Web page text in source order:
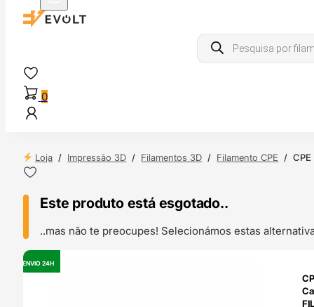
Products
search
0
Loja / Impressão 3D / Filamentos 3D / Filamento CPE /
Este produto está esgotado..
..mas não te preocupes! Selecionámos estas
OUTLET
ENVIO 24H